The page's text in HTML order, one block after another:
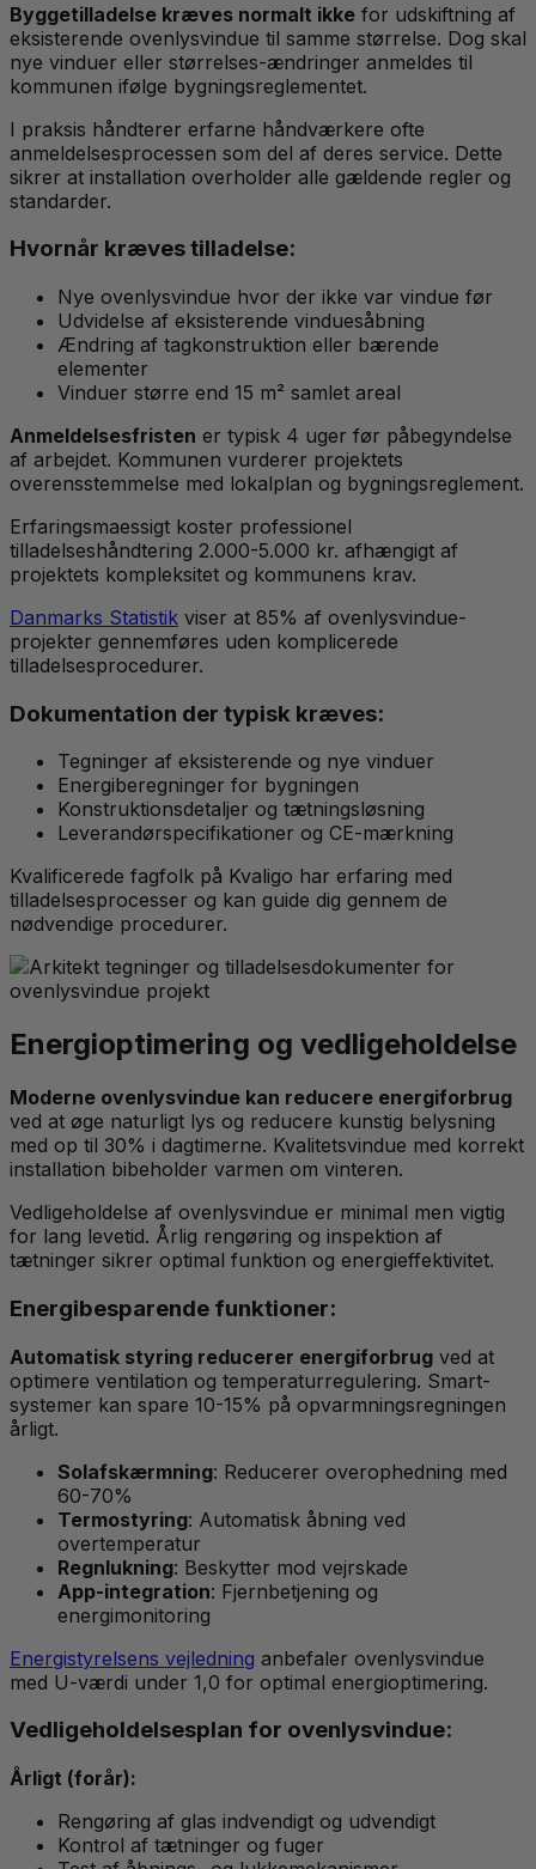
Byggetilladelse kræves normalt ikke for udskiftning af
eksisterende ovenlysvindue til samme størrelse. Dog skal
nye vinduer eller størrelses-ændringer anmeldes til
kommunen ifølge bygningsreglementet.
I praksis håndterer erfarne håndværkere ofte
anmeldelsesprocessen som del af deres service. Dette
sikrer at installation overholder alle gældende regler og
standarder.
Hvornår kræves tilladelse:
Nye ovenlysvindue hvor der ikke var vindue før
Udvidelse af eksisterende vinduesåbning
Ændring af tagkonstruktion eller bærende
elementer
Vinduer større end 15 m² samlet areal
Anmeldelsesfristen er typisk 4 uger før påbegyndelse
af arbejdet. Kommunen vurderer projektets
overensstemmelse med lokalplan og bygningsreglement.
Erfaringsmaessigt koster professionel
tilladelseshåndtering 2.000-5.000 kr. afhængigt af
projektets kompleksitet og kommunens krav.
Danmarks Statistik viser at 85% af ovenlysvindue-
projekter gennemføres uden komplicerede
tilladelsesprocedurer.
Dokumentation der typisk kræves:
Tegninger af eksisterende og nye vinduer
Energiberegninger for bygningen
Konstruktionsdetaljer og tætningsløsning
Leverandørspecifikationer og CE-mærkning
Kvalificerede fagfolk på Kvaligo har erfaring med
tilladelsesprocesser og kan guide dig gennem de
nødvendige procedurer.
Energioptimering og vedligeholdelse
Moderne ovenlysvindue kan reducere energiforbrug
ved at øge naturligt lys og reducere kunstig belysning
med op til 30% i dagtimerne. Kvalitetsvindue med korrekt
installation bibeholder varmen om vinteren.
Vedligeholdelse af ovenlysvindue er minimal men vigtig
for lang levetid. Årlig rengøring og inspektion af
tætninger sikrer optimal funktion og energieffektivitet.
Energibesparende funktioner:
Automatisk styring reducerer energiforbrug ved at
optimere ventilation og temperaturregulering. Smart-
systemer kan spare 10-15% på opvarmningsregningen
årligt.
Solafskærmning: Reducerer overophedning med
60-70%
Termostyring: Automatisk åbning ved
overtemperatur
Regnlukning: Beskytter mod vejrskade
App-integration: Fjernbetjening og
energimonitoring
Energistyrelsens vejledning anbefaler ovenlysvindue
med U-værdi under 1,0 for optimal energioptimering.
Vedligeholdelsesplan for ovenlysvindue:
Årligt (forår):
Rengøring af glas indvendigt og udvendigt
Kontrol af tætninger og fuger